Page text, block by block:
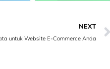
NEXT
untuk Website E-Commerce Anda